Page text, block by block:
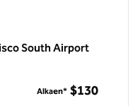
South Airport
Alkaen* $130